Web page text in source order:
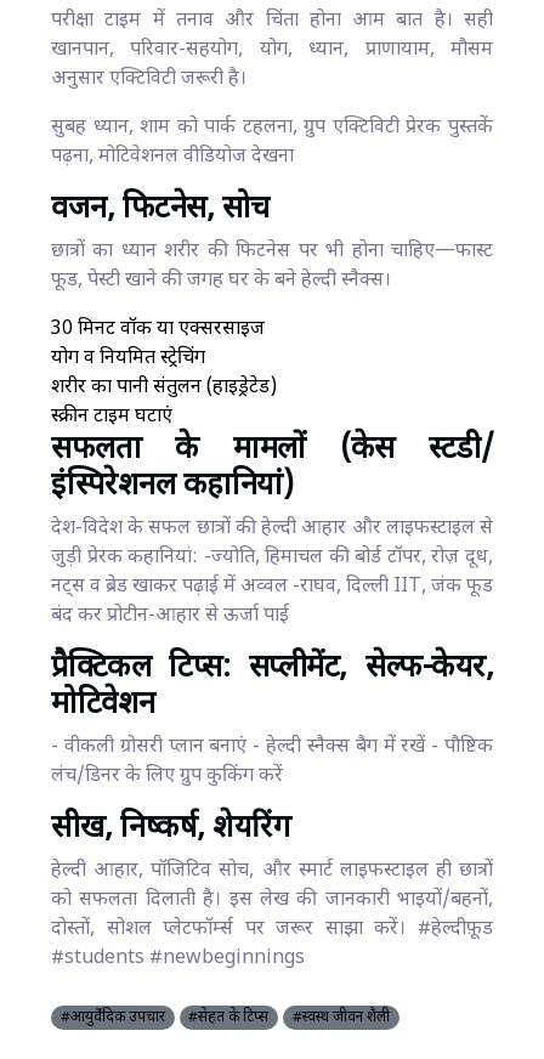
परीक्षा टाइम में तनाव और चिंता होना आम बात है। सही
खानपान, परिवार-सहयोग, योग, ध्यान, प्राणायाम, मौसम
अनुसार एक्टिविटी जरूरी है।
सुबह ध्यान, शाम को पार्क टहलना, ग्रुप एक्टिविटी प्रेरक पुस्तकें
पढ़ना, मोटिवेशनल वीडियोज देखना
वजन, फिटनेस, सोच
छात्रों का ध्यान शरीर की फिटनेस पर भी होना चाहिए—फास्ट
फूड, पेस्टी खाने की जगह घर के बने हेल्दी स्नैक्स।
30 मिनट वॉक या एक्सरसाइज
योग व नियमित स्ट्रेचिंग
शरीर का पानी संतुलन (हाइड्रेटेड)
स्क्रीन टाइम घटाएं
सफलता के मामलों (केस स्टडी/
इंस्पिरेशनल कहानियां)
देश-विदेश के सफल छात्रों की हेल्दी आहार और लाइफस्टाइल से
जुड़ी प्रेरक कहानियां: -ज्योति, हिमाचल की बोर्ड टॉपर, रोज़ दूध,
नट्स व ब्रेड खाकर पढ़ाई में अव्वल -राघव, दिल्ली IIT, जंक फूड
बंद कर प्रोटीन-आहार से ऊर्जा पाई
प्रैक्टिकल टिप्स: सप्लीमेंट, सेल्फ-केयर,
मोटिवेशन
- वीकली ग्रोसरी प्लान बनाएं - हेल्दी स्नैक्स बैग में रखें - पौष्टिक
लंच/डिनर के लिए ग्रुप कुकिंग करें
सीख, निष्कर्ष, शेयरिंग
हेल्दी आहार, पॉजिटिव सोच, और स्मार्ट लाइफस्टाइल ही छात्रों
को सफलता दिलाती है। इस लेख की जानकारी भाइयों/बहनों,
दोस्तों, सोशल प्लेटफॉर्म्स पर जरूर साझा करें। #हेल्दीफ़ूड
#students #newbeginnings
#आयुर्वेदिक उपचार #सेहत के टिप्स #स्वस्थ जीवन शैली